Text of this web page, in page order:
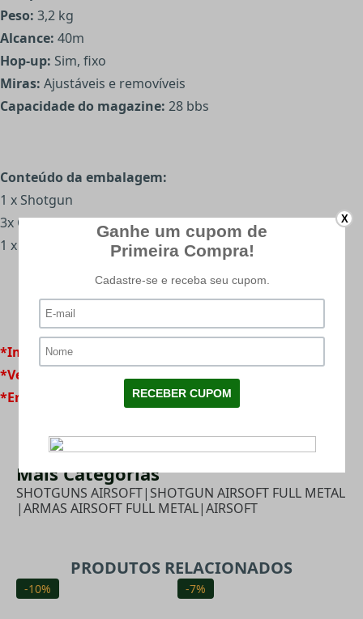
Peso: 3,2 kg
Alcance: 40m
Hop-up: Sim, fixo
Miras: Ajustáveis e removíveis
Capacidade do magazine: 28 bbs
Conteúdo da embalagem:
1 x Shotgun
3x Cartuchos
1 x Speedloader
*Imagens meramente ilustrativas
*Venda permitida para maiores de 18 anos
*Envio somente por transportadora
Mais Categorias
SHOTGUNS AIRSOFT| SHOTGUN AIRSOFT FULL METAL
|ARMAS AIRSOFT FULL METAL|AIRSOFT
PRODUTOS RELACIONADOS
-10% -7%
X